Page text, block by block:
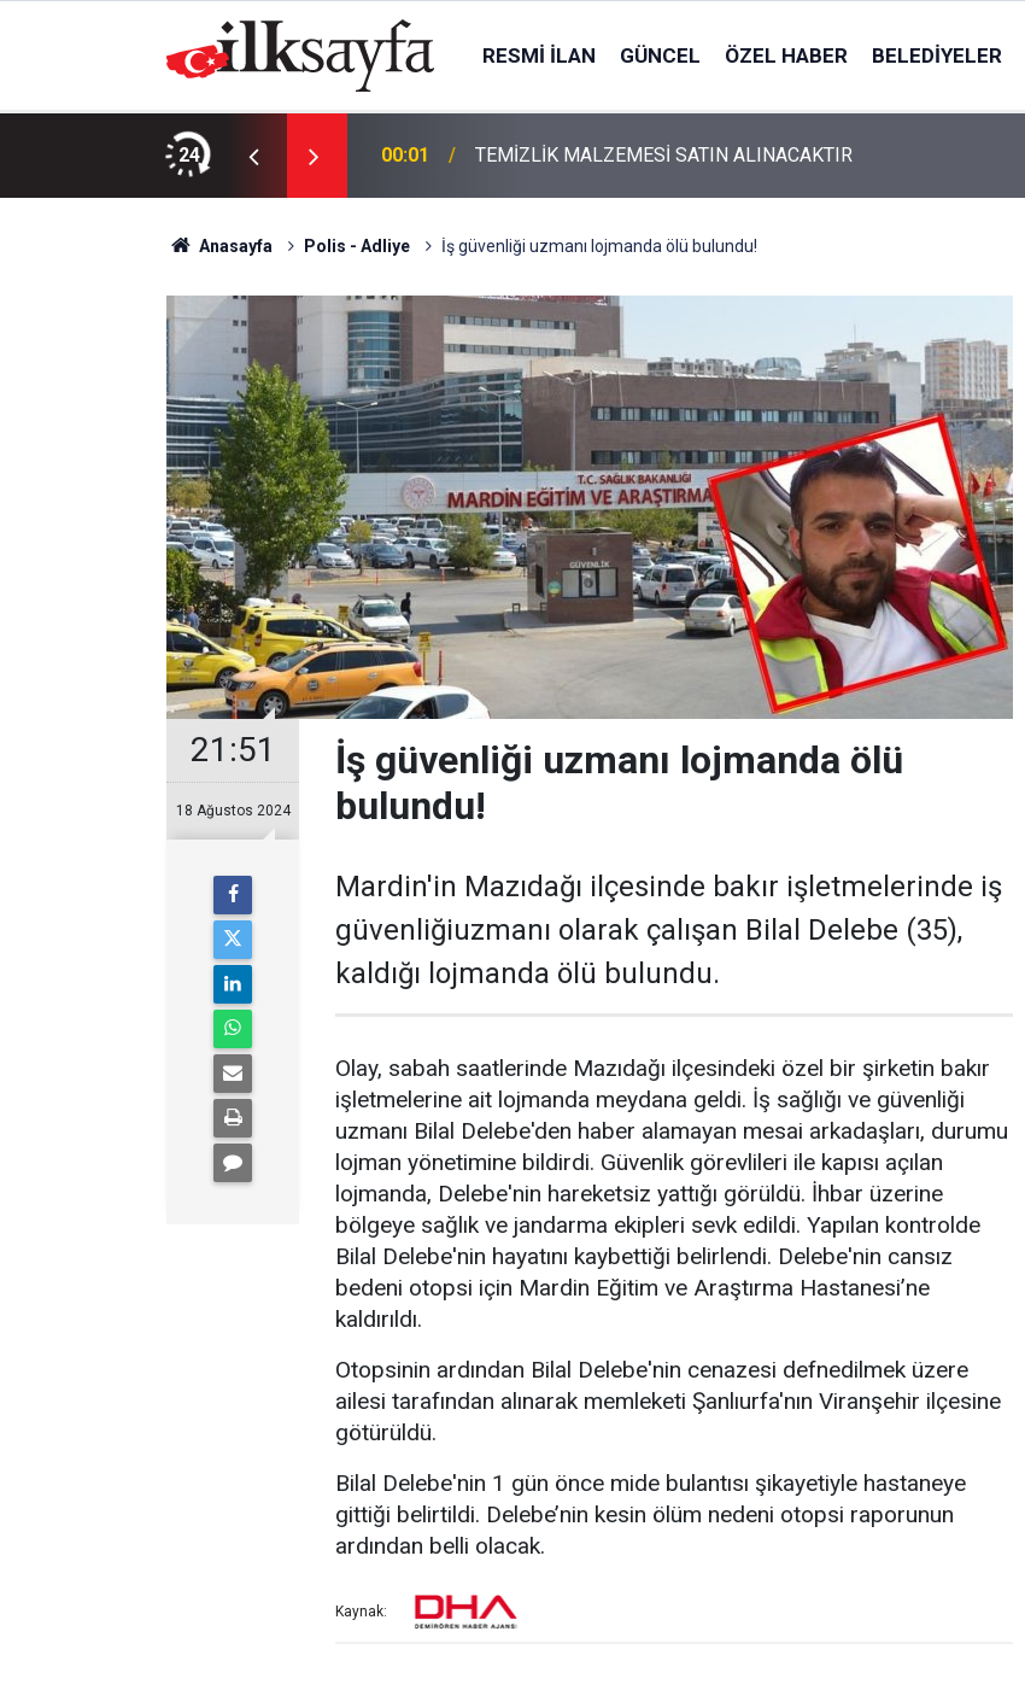
RESMI İLAN GÜNCEL ÖZEL HABER BELEDIYELER
24 00:01 TEMİZLİK MALZEMESİ SATIN ALINACAKTIR
Anasayfa Polis - Adliye İş güvenliği uzmanı lojmanda ölü bulundu!
21:51
18 Ağustos 2024
İş güvenliği uzmanı lojmanda ölü
bulundu!
Mardin'in Mazıdağı ilçesinde bakır işletmelerinde iş
güvenliğiuzmanı olarak çalışan Bilal Delebe (35),
kaldığı lojmanda ölü bulundu.
Olay, sabah saatlerinde Mazıdağı ilçesindeki özel bir şirketin bakır
işletmelerine ait lojmanda meydana geldi. İş sağlığı ve güvenliği
uzmanı Bilal Delebe'den haber alamayan mesai arkadaşları, durumu
lojman yönetimine bildirdi. Güvenlik görevlileri ile kapısı açılan
lojmanda, Delebe'nin hareketsiz yattığı görüldü. İhbar üzerine
bölgeye sağlık ve jandarma ekipleri sevk edildi. Yapılan kontrolde
Bilal Delebe'nin hayatını kaybettiği belirlendi. Delebe'nin cansız
bedeni otopsi için Mardin Eğitim ve Araştırma Hastanesi’ne
kaldırıldı.
Otopsinin ardından Bilal Delebe'nin cenazesi defnedilmek üzere
ailesi tarafından alınarak memleketi Şanlıurfa'nın Viranşehir ilçesine
götürüldü.
Bilal Delebe'nin 1 gün önce mide bulantısı şikayetiyle hastaneye
gittiği belirtildi. Delebe’nin kesin ölüm nedeni otopsi raporunun
ardından belli olacak.
Kaynak: